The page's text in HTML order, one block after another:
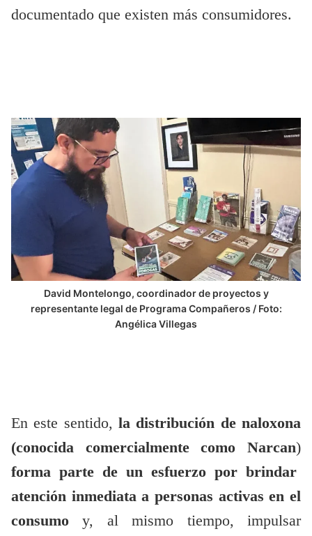
documentado que existen más consumidores.
David Montelongo, coordinador de proyectos y
representante legal de Programa Compañeros / Foto:
Angélica Villegas
En este sentido, la distribución de naloxona
(conocida comercialmente como Narcan)
forma parte de un esfuerzo por brindar
atención inmediata a personas activas en el
consumo y, al mismo tiempo, impulsar